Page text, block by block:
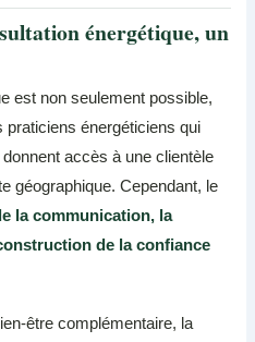
énergétique, un
est non seulement possible,
énergéticiens qui
accès à une clientèle
géographique. Cependant, le
la communication, la
de la confiance
être complémentaire, la